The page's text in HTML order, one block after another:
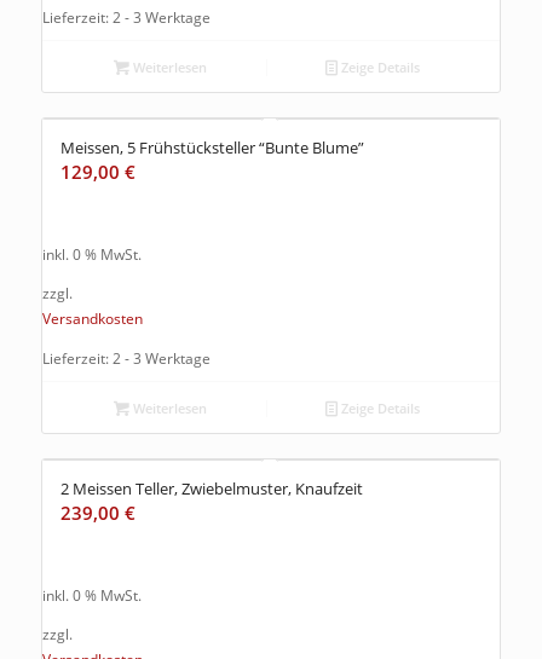
Lieferzeit: 2 - 3 Werktage
Weiterlesen Zeige Details
Meissen, 5 Frühstücksteller “Bunte Blume”
129,00 €
inkl. 0 % MwSt.
zzgl.
Versandkosten
Lieferzeit: 2 - 3 Werktage
Weiterlesen Zeige Details
2 Meissen Teller, Zwiebelmuster, Knaufzeit
239,00 €
inkl. 0 % MwSt.
zzgl.